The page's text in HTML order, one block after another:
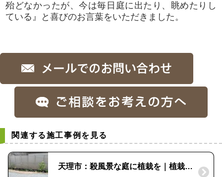
殆どなかったが、今は毎日庭に出たり、眺めたりし
ている』と喜びのお言葉をいただきました。
関連する施工事例を見る
天理市：殺風景な庭に植栽を｜植栽デザイン